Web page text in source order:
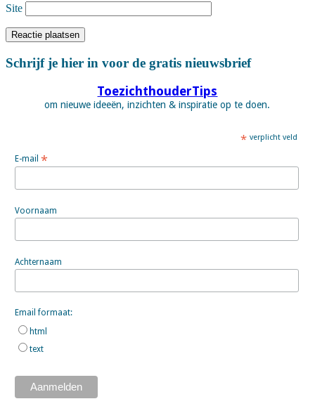
Site
Schrijf je hier in voor de gratis nieuwsbrief
ToezichthouderTips
om nieuwe ideeën, inzichten & inspiratie op te doen.
*verplicht veld
E-mail *
Voornaam
Achternaam
Email formaat:
html
text